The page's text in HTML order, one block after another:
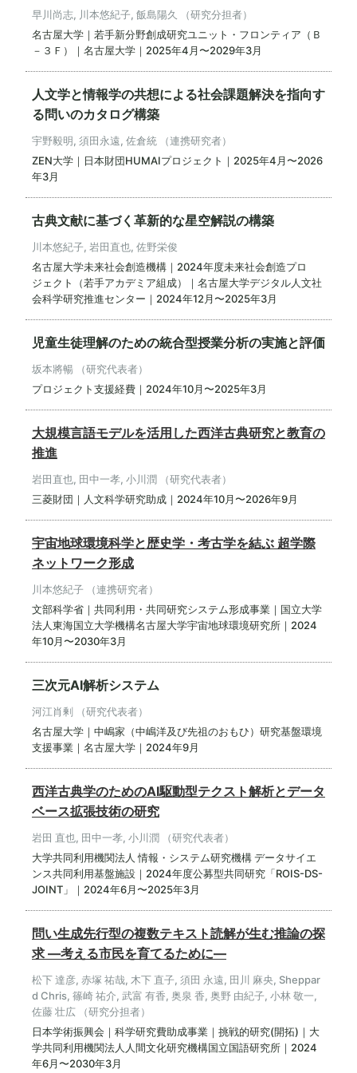
早川尚志, 川本悠紀子, 飯島陽久 （研究分担者）
名古屋大学｜若手新分野創成研究ユニット・フロンティア（Ｂ
－３Ｆ）｜名古屋大学｜2025年4月〜2029年3月
人文学と情報学の共想による社会課題解決を指向す
る問いのカタログ構築
宇野毅明, 須田永遠, 佐倉統 （連携研究者）
ZEN大学｜日本財団HUMAIプロジェクト｜2025年4月〜2026
年3月
古典文献に基づく革新的な星空解説の構築
川本悠紀子, 岩田直也, 佐野栄俊
名古屋大学未来社会創造機構｜2024年度未来社会創造プロ
ジェクト（若手アカデミア組成）｜名古屋大学デジタル人文社
会科学研究推進センター｜2024年12月〜2025年3月
児童生徒理解のための統合型授業分析の実施と評価
坂本將暢 （研究代表者）
プロジェクト支援経費｜2024年10月〜2025年3月
大規模言語モデルを活用した西洋古典研究と教育の
推進
岩田直也, 田中一孝, 小川潤 （研究代表者）
三菱財団｜人文科学研究助成｜2024年10月〜2026年9月
宇宙地球環境科学と歴史学・考古学を結ぶ 超学際
ネットワーク形成
川本悠紀子 （連携研究者）
文部科学省｜共同利用・共同研究システム形成事業｜国立大学
法人東海国立大学機構名古屋大学宇宙地球環境研究所｜2024
年10月〜2030年3月
三次元AI解析システム
河江肖剰 （研究代表者）
名古屋大学｜中嶋家（中嶋洋及び先祖のおもひ）研究基盤環境
支援事業｜名古屋大学｜2024年9月
西洋古典学のためのAI駆動型テクスト解析とデータ
ベース拡張技術の研究
岩田 直也, 田中一孝, 小川潤 （研究代表者）
大学共同利用機関法人 情報・システム研究機構 データサイエ
ンス共同利用基盤施設｜2024年度公募型共同研究「ROIS-DS-
JOINT」｜2024年6月〜2025年3月
問い生成先行型の複数テキスト読解が生む推論の探
求 ―考える市民を育てるために―
松下 達彦, 赤塚 祐哉, 木下 直子, 須田 永遠, 田川 麻央, Sheppar
d Chris, 篠崎 祐介, 武富 有香, 奥泉 香, 奥野 由紀子, 小林 敬一,
佐藤 壮広 （研究分担者）
日本学術振興会｜科学研究費助成事業｜挑戦的研究(開拓)｜大
学共同利用機関法人人間文化研究機構国立国語研究所｜2024
年6月〜2030年3月